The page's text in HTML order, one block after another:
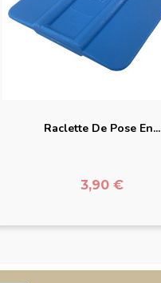
Raclette De Pose En...
Prix
3,90 €